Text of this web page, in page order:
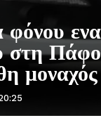
στη
μοναχός